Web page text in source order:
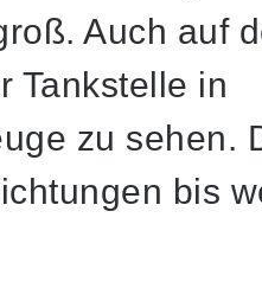
Auch auf
Tankstelle in
zu sehen.
bis